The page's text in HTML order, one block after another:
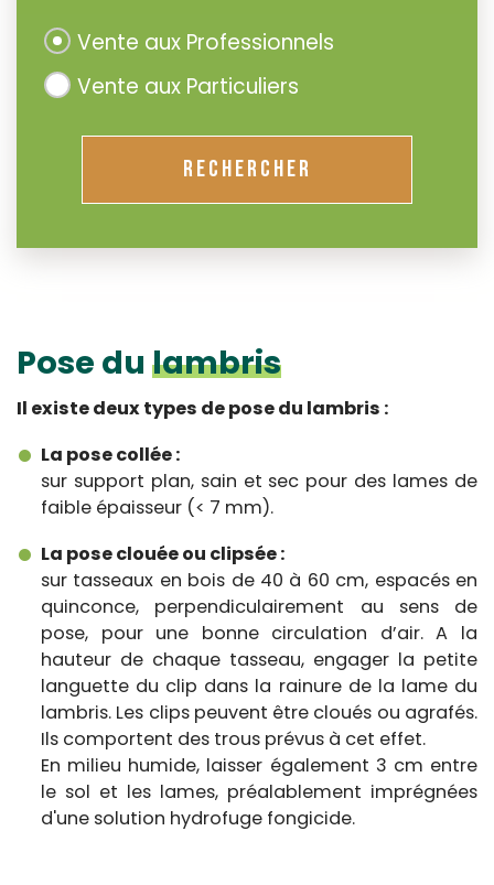
Vente aux Professionnels
Vente aux Particuliers
RECHERCHER
Pose du lambris
Il existe deux types de pose du lambris :
La pose collée :
sur support plan, sain et sec pour des lames de
faible épaisseur (< 7 mm).
La pose clouée ou clipsée :
sur tasseaux en bois de 40 à 60 cm, espacés en
quinconce, perpendiculairement au sens de
pose, pour une bonne circulation d’air. A la
hauteur de chaque tasseau, engager la petite
languette du clip dans la rainure de la lame du
lambris. Les clips peuvent être cloués ou agrafés.
Ils comportent des trous prévus à cet effet.
En milieu humide, laisser également 3 cm entre
le sol et les lames, préalablement imprégnées
d'une solution hydrofuge fongicide.